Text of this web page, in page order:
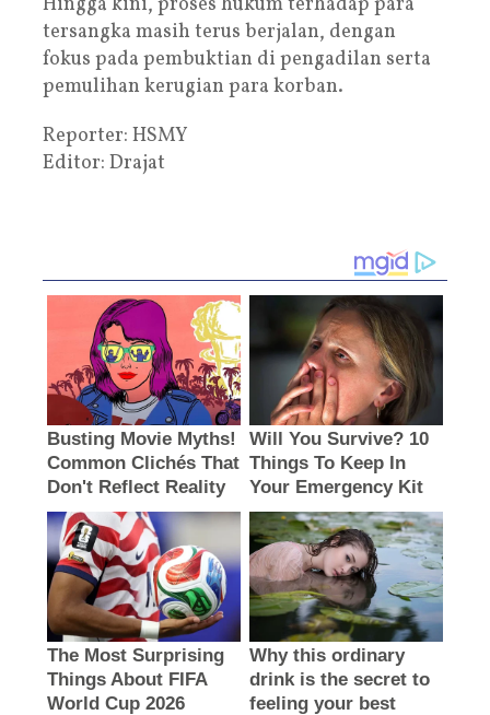
tersangka masih terus berjalan, dengan
fokus pada pembuktian di pengadilan serta
pemulihan kerugian para korban.
Reporter: HSMY
Editor: Drajat